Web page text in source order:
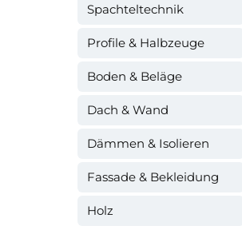
Spachteltechnik
Profile & Halbzeuge
Boden & Beläge
Dach & Wand
Dämmen & Isolieren
Fassade & Bekleidung
Holz